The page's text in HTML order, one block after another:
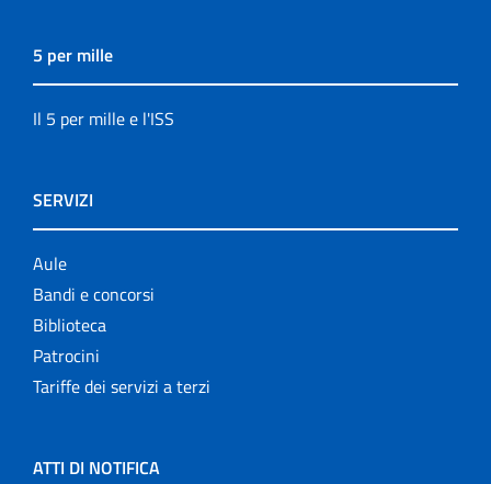
5 per mille
Il 5 per mille e l'ISS
SERVIZI
Aule
Bandi e concorsi
Biblioteca
Patrocini
Tariffe dei servizi a terzi
ATTI DI NOTIFICA